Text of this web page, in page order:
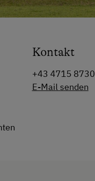
Kontakt
+43 4715 8730
E-Mail senden